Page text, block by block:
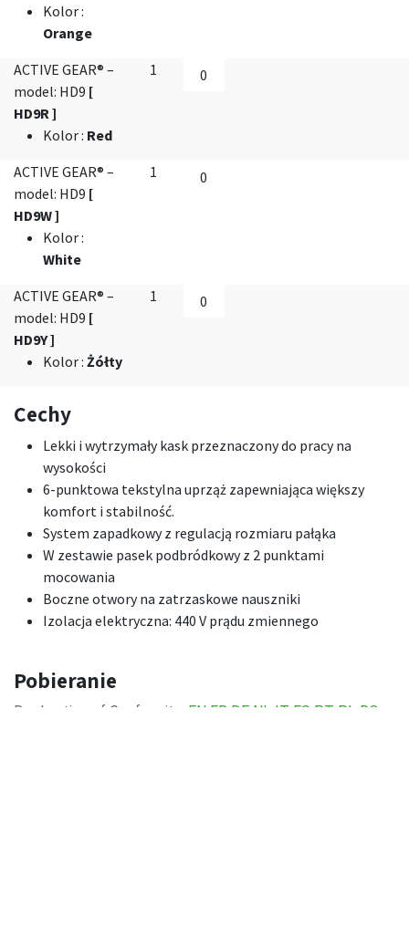
Kolor:
Orange
ACTIVE GEAR® –
model: HD9 [
HD9R ]
Kolor: Red
1
ACTIVE GEAR® –
model: HD9 [
HD9W ]
Kolor:
White
1
ACTIVE GEAR® –
model: HD9 [
HD9Y ]
Kolor: Żółty
1
Cechy
Lekki i wytrzymały kask przeznaczony do pracy na
wysokości
6-punktowa tekstylna uprząż zapewniająca większy
komfort i stabilność.
System zapadkowy z regulacją rozmiaru pałąka
W zestawie pasek podbródkowy z 2 punktami
mocowania
Boczne otwory na zatrzaskowe nauszniki
Izolacja elektryczna: 440 V prądu zmiennego
Pobieranie
Declaration of Conformity: EN FR DE NL IT ES PT PL RO